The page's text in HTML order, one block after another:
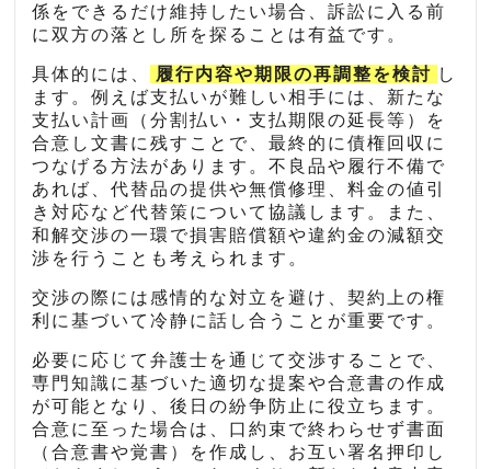
係をできるだけ維持したい場合、訴訟に入る前
に双方の落とし所を探ることは有益です。
具体的には、 履行内容や期限の再調整を検討 し
ます。例えば支払いが難しい相手には、新たな
支払い計画（分割払い・支払期限の延長等）を
合意し文書に残すことで、最終的に債権回収に
つなげる方法があります。不良品や履行不備で
あれば、代替品の提供や無償修理、料金の値引
き対応など代替策について協議します。また、
和解交渉の一環で損害賠償額や違約金の減額交
渉を行うことも考えられます。
交渉の際には感情的な対立を避け、契約上の権
利に基づいて冷静に話し合うことが重要です。
必要に応じて弁護士を通じて交渉することで、
専門知識に基づいた適切な提案や合意書の作成
が可能となり、後日の紛争防止に役立ちます。
合意に至った場合は、口約束で終わらせず書面
（合意書や覚書）を作成し、お互い署名押印し